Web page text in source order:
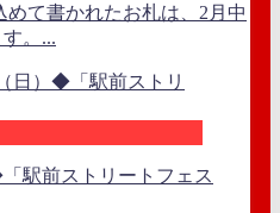
て書かれたお札は、2月中
。...
駅前ストリートフェス